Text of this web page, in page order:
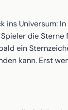
ins Universum:
die
ein
kann. Erst